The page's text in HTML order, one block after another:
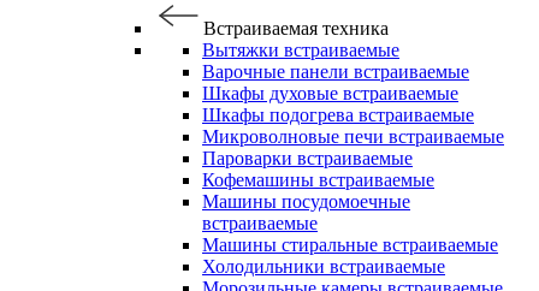
Встраиваемая техника
Вытяжки встраиваемые
Варочные панели встраиваемые
Шкафы духовые встраиваемые
Шкафы подогрева встраиваемые
Микроволновые печи встраиваемые
Пароварки встраиваемые
Кофемашины встраиваемые
Машины посудомоечные
встраиваемые
Машины стиральные встраиваемые
Холодильники встраиваемые